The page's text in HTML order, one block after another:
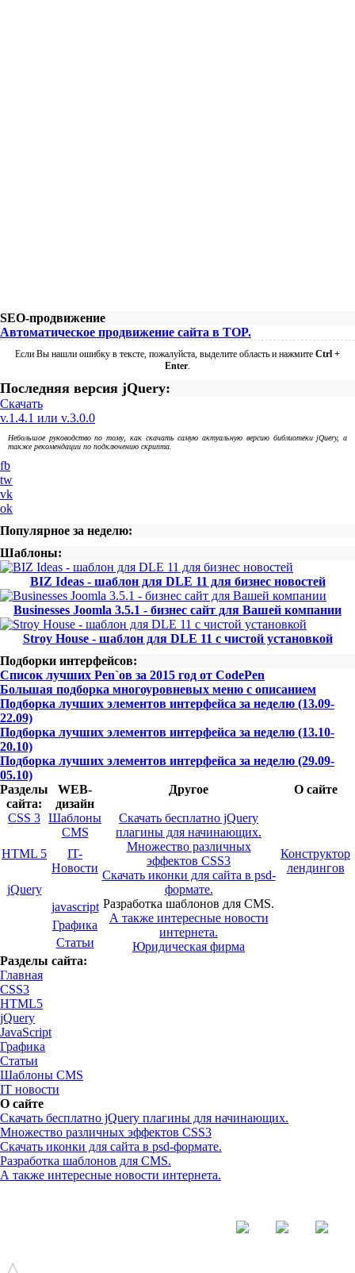
SEO-продвижение
Автоматическое продвижение сайта в TOP.
Если Вы нашли ошибку в тексте, пожалуйста, выделите область и нажмите Ctrl +
Enter.
Последняя версия jQuery:
Скачать
v.1.4.1 или v.3.0.0
Небольшое руководство по тому, как скачать самую актуальную версию библиотеки jQuery, а
также рекомендации по подключению скрипта.
fb
tw
vk
ok
Популярное за неделю:
Шаблоны:
BIZ Ideas - шаблон для DLE 11 для бизнес новостей
Businesses Joomla 3.5.1 - бизнес сайт для Вашей компании
Stroy House - шаблон для DLE 11 с чистой установкой
Подборки интерфейсов:
Список лучших Pen`ов за 2015 год от CodePen
Большая подборка многоуровневых меню с описанием
Подборка лучших элементов интерфейса за неделю (13.09-
22.09)
Подборка лучших элементов интерфейса за неделю (13.10-
20.10)
Подборка лучших элементов интерфейса за неделю (29.09-
05.10)
Разделы
сайта:
WEB-
дизайн
Другое О сайте
CSS 3 Шаблоны
CMS
Скачать бесплатно jQuery
плагины для начинающих.
Множество различных
эффектов CSS3
Скачать иконки для сайта в psd-
формате.
Разработка шаблонов для CMS.
А также интересные новости
интернета.
Юридическая фирма
HTML 5
IT-
Новости
Конструктор
лендингов
jQuery
javascript
Графика
Статьи
Разделы сайта:
Главная
CSS3
HTML5
jQuery
JavaScript
Графика
Статьи
Шаблоны CMS
IT новости
О сайте
Скачать бесплатно jQuery плагины для начинающих.
Множество различных эффектов CSS3
Скачать иконки для сайта в psd-формате.
Разработка шаблонов для CMS.
А также интересные новости интернета.
© - 2015-2017 - helix.su - все для вашего сайта |